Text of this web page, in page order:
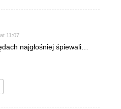
11:07
najgłośniej śpiewali…